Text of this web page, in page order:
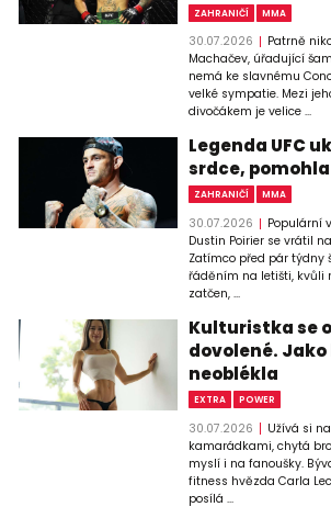
ZAHRANIČÍ MMA
30.07.2026
Patrně
Machačev, úřadující
nemá ke slavnému
velké sympatie. Mezi
divočákem je velice ...
Legenda UFC
srdce,
ZAHRANIČÍ MMA
30.07.2026
Populární
Dustin Poirier se vrátil
Zatímco před pár týdny
řáděním na letišti, kvůli
zatčen, ...
Kulturistka se
dovolené. Jako
neoblékla
EXTRA POWER
30.07.2026
Užívá si
kamarádkami, chytá
myslí i na fanoušky.
fitness hvězda Carla
posílá ...